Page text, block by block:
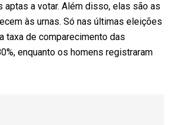
aptas a votar. Além disso, elas são as
às urnas. Só nas últimas eleições
taxa de comparecimento das
enquanto os homens registraram